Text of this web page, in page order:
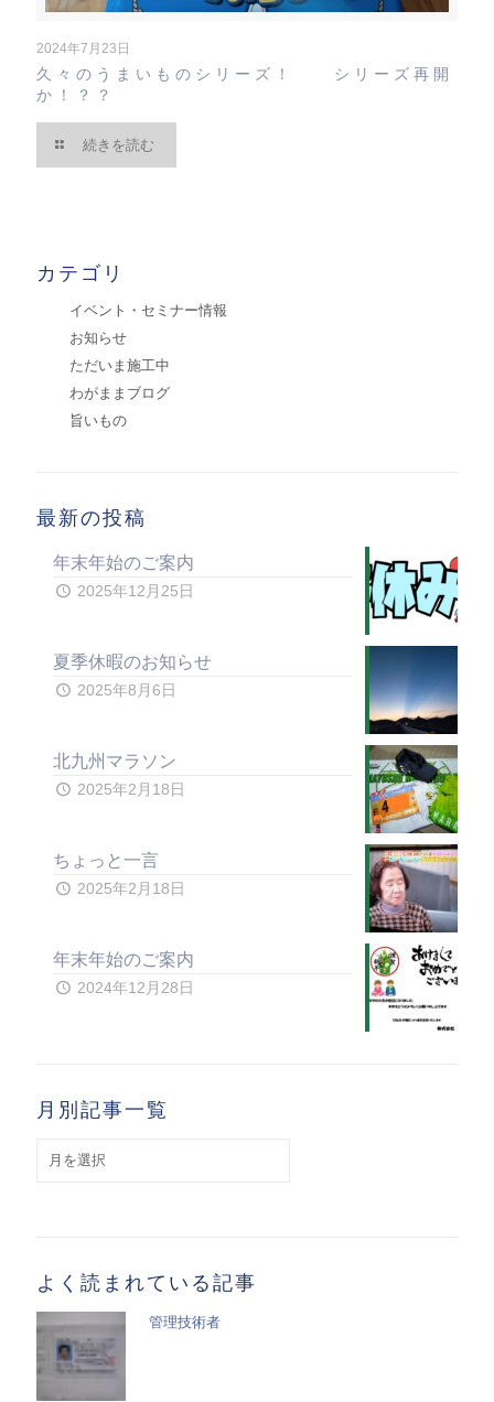
2024年7月23日
久々のうまいものシリーズ！ シリーズ再開
か！？？
続きを読む
カテゴリ
イベント・セミナー情報
お知らせ
ただいま施工中
わがままブログ
旨いもの
最新の投稿
年末年始のご案内
2025年12月25日
夏季休暇のお知らせ
2025年8月6日
北九州マラソン
2025年2月18日
ちょっと一言
2025年2月18日
年末年始のご案内
2024年12月28日
月別記事一覧
よく読まれている記事
管理技術者